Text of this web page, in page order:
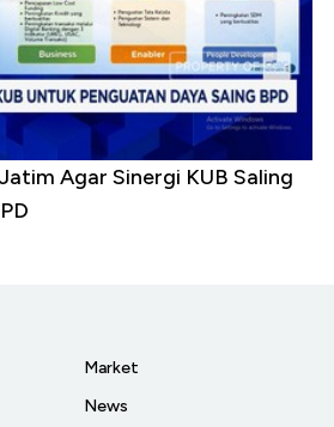
Agar Sinergi KUB Saling
Market
News